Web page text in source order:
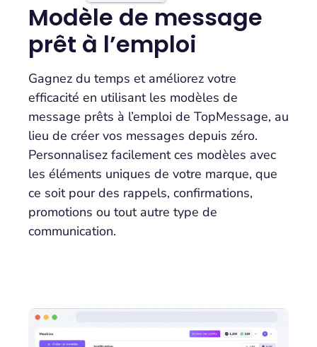
Modèle de message
prêt à l’emploi
Gagnez du temps et améliorez votre
efficacité en utilisant les modèles de
message prêts à l’emploi de TopMessage, au
lieu de créer vos messages depuis zéro.
Personnalisez facilement ces modèles avec
les éléments uniques de votre marque, que
ce soit pour des rappels, confirmations,
promotions ou tout autre type de
communication.